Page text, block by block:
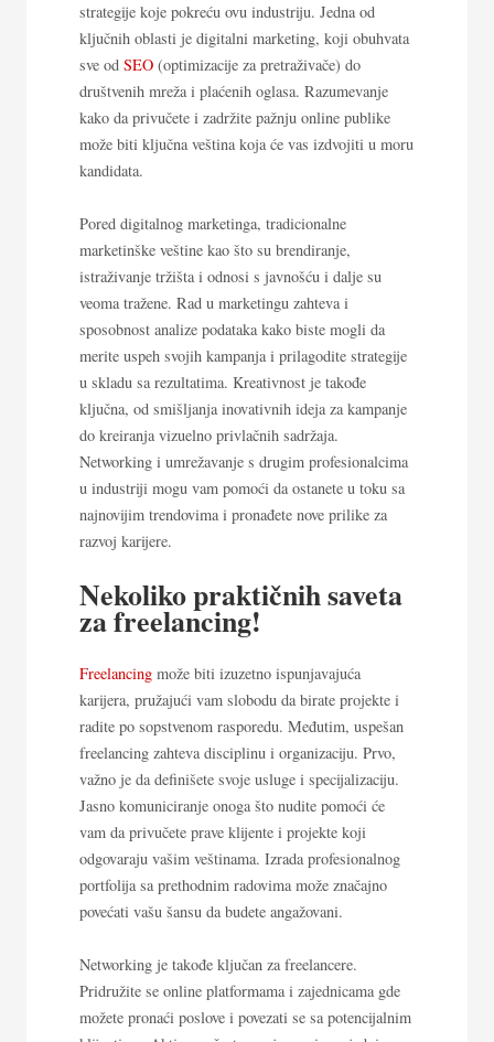
strategije koje pokreću ovu industriju. Jedna od
ključnih oblasti je digitalni marketing, koji obuhvata
sve od SEO (optimizacije za pretraživače) do
društvenih mreža i plaćenih oglasa. Razumevanje
kako da privučete i zadržite pažnju online publike
može biti ključna veština koja će vas izdvojiti u moru
kandidata.
Pored digitalnog marketinga, tradicionalne
marketinške veštine kao što su brendiranje,
istraživanje tržišta i odnosi s javnošću i dalje su
veoma tražene. Rad u marketingu zahteva i
sposobnost analize podataka kako biste mogli da
merite uspeh svojih kampanja i prilagodite strategije
u skladu sa rezultatima. Kreativnost je takođe
ključna, od smišljanja inovativnih ideja za kampanje
do kreiranja vizuelno privlačnih sadržaja.
Networking i umrežavanje s drugim profesionalcima
u industriji mogu vam pomoći da ostanete u toku sa
najnovijim trendovima i pronađete nove prilike za
razvoj karijere.
Nekoliko praktičnih saveta
za freelancing!
Freelancing može biti izuzetno ispunjavajuća
karijera, pružajući vam slobodu da birate projekte i
radite po sopstvenom rasporedu. Međutim, uspešan
freelancing zahteva disciplinu i organizaciju. Prvo,
važno je da definišete svoje usluge i specijalizaciju.
Jasno komuniciranje onoga što nudite pomoći će
vam da privučete prave klijente i projekte koji
odgovaraju vašim veštinama. Izrada profesionalnog
portfolija sa prethodnim radovima može značajno
povećati vašu šansu da budete angažovani.
Networking je takođe ključan za freelancere.
Pridružite se online platformama i zajednicama gde
možete pronaći poslove i povezati se sa potencijalnim